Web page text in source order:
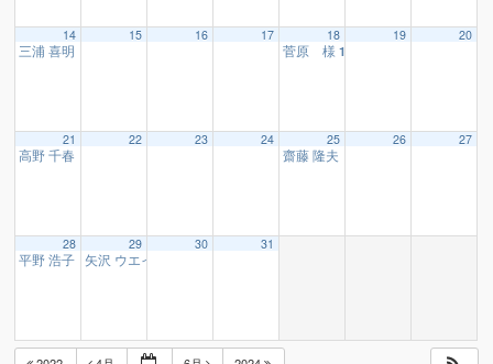
14
三浦 喜明 様
15 16 17 18
菅原 様16:15
19 20
21
高野 千春 様
22 23 24 25
齋藤 隆夫 様
26 27
28
平野 浩子 様10:15
29
矢沢 ウエイチ 様
30 31